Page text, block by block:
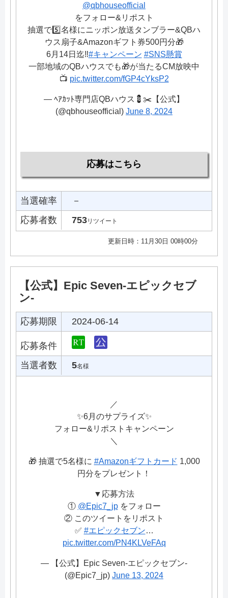
@qbhouseofficial
をフォロー&リポスト
抽選で5️⃣名様にニッポン放送タンブラー&QBハ
ウス扇子&Amazonギフト券500円分🎁
6月14日迄‼️#キャンペーン #SNS懸賞
一部地域のQBハウスでも🎁が当たるCM放映中
📺️ pic.twitter.com/fGP4cYksP2
— ﾍｱｶｯﾄ専門店QBハウス💈✂️【公式】
(@qbhouseofficial) June 8, 2024
応募はこちら
当選確率
－
応募者数
753リツイート
更新日時：11月30日 00時00分
【公式】Epic Seven-エピックセブ
ン-
応募期限 2024-06-14
応募条件
当選者数
5名様
／
✨6月のサプライズ✨
フォロー&リポストキャンペーン
＼
🎁 抽選で5名様に #Amazonギフトカード 1,000
円分をプレゼント！
▼応募方法
① @Epic7_jpをフォロー
② このツイートをリポスト
✅ #エピックセブン…
pic.twitter.com/PN4KLVeFAq
— 【公式】Epic Seven-エピックセブン-
(@Epic7_jp) June 13, 2024